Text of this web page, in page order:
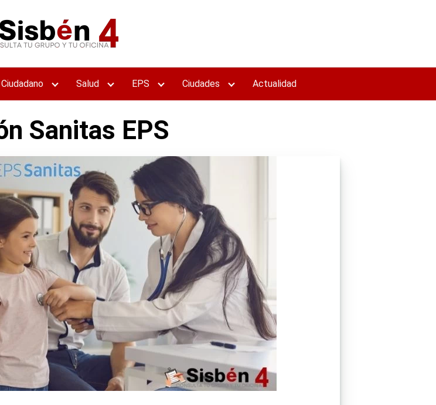
Salud EPS Ciudades Actualidad
Sanitas EPS